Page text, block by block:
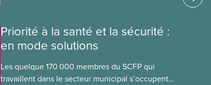
les membres ont forcé la ville à faire
marche arrière.
Priorité à la santé et la sécurité :
en mode solutions
Les quelque 170 000 membres du SCFP qui
travaillent dans le secteur municipal s’occupent